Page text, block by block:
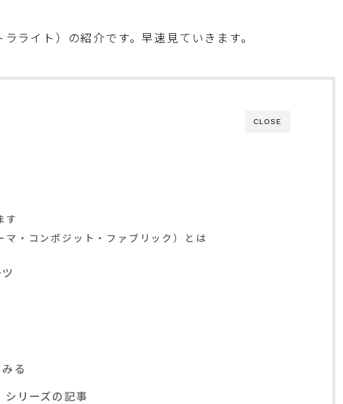
ライト）の紹介です。早速見ていきます。
CLOSE
す
マ・コンポジット・ファブリック）とは
る
リーズの記事